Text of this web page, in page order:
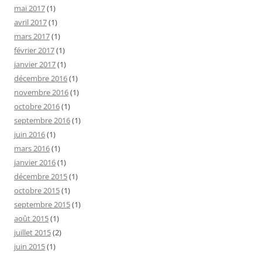
mai 2017(1)
avril 2017(1)
mars 2017(1)
février 2017(1)
janvier 2017(1)
décembre 2016(1)
novembre 2016(1)
octobre 2016(1)
septembre 2016(1)
juin 2016(1)
mars 2016(1)
janvier 2016(1)
décembre 2015(1)
octobre 2015(1)
septembre 2015(1)
août 2015(1)
juillet 2015(2)
juin 2015(1)